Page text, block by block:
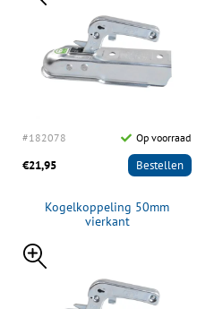
#182078 Op voorraad
€21,95 Bestellen
Kogelkoppeling 50mm
vierkant